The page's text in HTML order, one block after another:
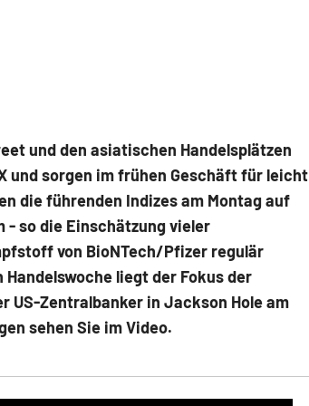
und den asiatischen Handelsplätzen
und sorgen im frühen Geschäft für leicht
die führenden Indizes am Montag auf
- so die Einschätzung vieler
von BioNTech/Pfizer regulär
liegt der Fokus der
US-Zentralbanker in Jackson Hole am
sehen Sie im Video.